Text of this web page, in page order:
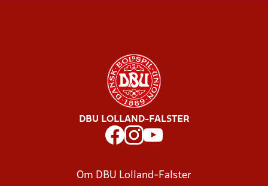
DBU LOLLAND-FALSTER
Om DBU Lolland-Falster